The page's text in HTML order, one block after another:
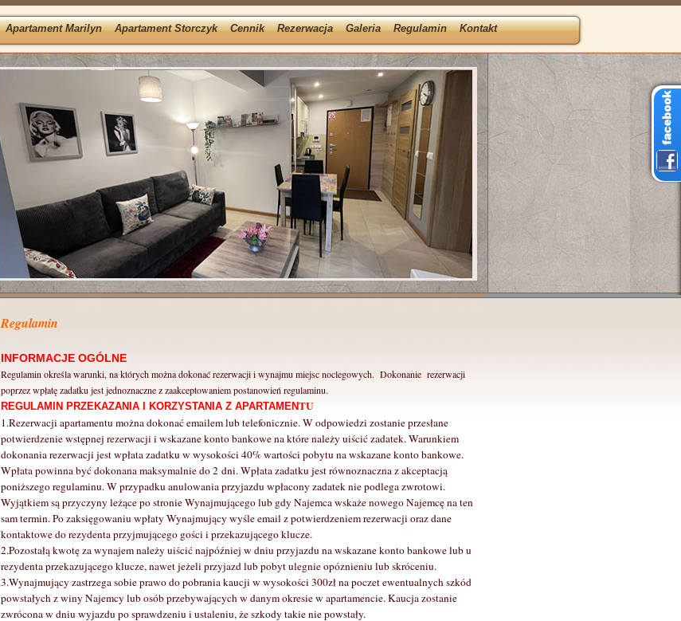
Apartament Marilyn Apartament Storczyk Cennik Rezerwacja Galeria Regulamin Kontakt
Regulamin
INFORMACJE OGÓLNE
Regulamin określa warunki, na których można dokonać rezerwacji i wynajmu miejsc noclegowych. Dokonanie rezerwacji
poprzez wpłatę zadatku jest jednoznaczne z zaakceptowaniem postanowień regulaminu.
REGULAMIN PRZEKAZANIA I KORZYSTANIA Z APARTAMENTU
1.Rezerwacji apartamentu można dokonać emailem lub telefonicznie. W odpowiedzi zostanie przesłane
potwierdzenie wstępnej rezerwacji i wskazane konto bankowe na które należy uiścić zadatek. Warunkiem
dokonania rezerwacji jest wpłata zadatku w wysokości 40% wartości pobytu na wskazane konto bankowe.
Wpłata powinna być dokonana maksymalnie do 2 dni. Wpłata zadatku jest równoznaczna z akceptacją
poniższego regulaminu. W przypadku anulowania przyjazdu wpłacony zadatek nie podlega zwrotowi.
Wyjątkiem są przyczyny leżące po stronie Wynajmującego lub gdy Najemca wskaże nowego Najemcę na ten
sam termin. Po zaksięgowaniu wpłaty Wynajmujący wyśle email z potwierdzeniem rezerwacji oraz dane
kontaktowe do rezydenta przyjmującego gości i przekazującego klucze.
2.Pozostałą kwotę za wynajem należy uiścić najpóźniej w dniu przyjazdu na wskazane konto bankowe lub u
rezydenta przekazującego klucze, nawet jeżeli przyjazd lub pobyt ulegnie opóznieniu lub skróceniu.
3.Wynajmujący zastrzega sobie prawo do pobrania kaucji w wysokości 300zł na poczet ewentualnych szkód
powstałych z winy Najemcy lub osób przebywających w danym okresie w apartamencie. Kaucja zostanie
zwrócona w dniu wyjazdu po sprawdzeniu i ustaleniu, że szkody takie nie powstały.